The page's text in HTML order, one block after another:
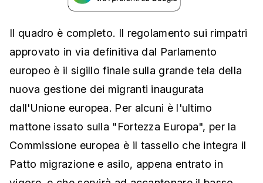
Il quadro è completo. Il regolamento sui rimpatri
approvato in via definitiva dal Parlamento
europeo è il sigillo finale sulla grande tela della
nuova gestione dei migranti inaugurata
dall'Unione europea. Per alcuni è l'ultimo
mattone issato sulla "Fortezza Europa", per la
Commissione europea è il tassello che integra il
Patto migrazione e asilo, appena entrato in